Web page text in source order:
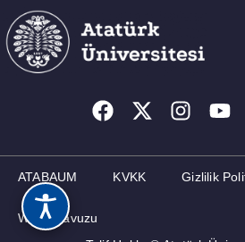
ATABAUM KVKK Gizlilik
Web Kılavuzu